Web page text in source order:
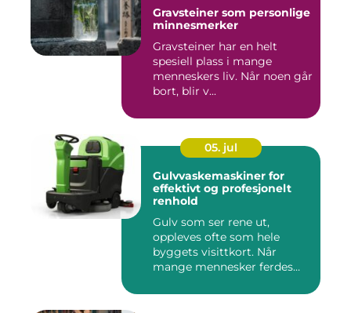
Gravsteiner som personlige
minnesmerker
Gravsteiner har en helt
spesiell plass i mange
menneskers liv. Når noen går
bort, blir v...
05. jul
Gulvvaskemaskiner for
effektivt og profesjonelt
renhold
Gulv som ser rene ut,
oppleves ofte som hele
byggets visittkort. Når
mange mennesker ferdes